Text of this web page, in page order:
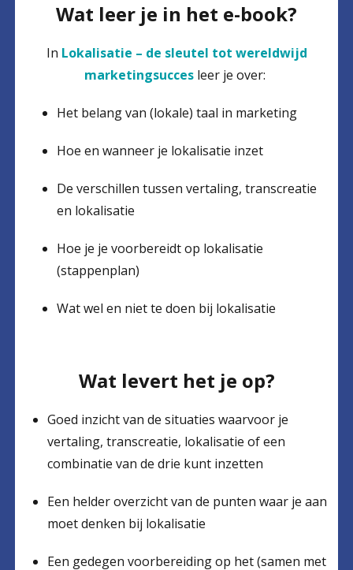
Wat leer je in het e-book?
In Lokalisatie – de sleutel tot wereldwijd
marketingsucces leer je over:
Het belang van (lokale) taal in marketing
Hoe en wanneer je lokalisatie inzet
De verschillen tussen vertaling, transcreatie
en lokalisatie
Hoe je je voorbereidt op lokalisatie
(stappenplan)
Wat wel en niet te doen bij lokalisatie
Wat levert het je op?
Goed inzicht van de situaties waarvoor je
vertaling, transcreatie, lokalisatie of een
combinatie van de drie kunt inzetten
Een helder overzicht van de punten waar je aan
moet denken bij lokalisatie
Een gedegen voorbereiding op het (samen met